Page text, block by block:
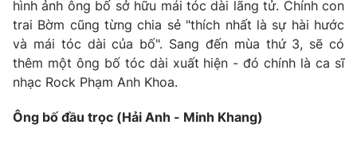
Chuyên mục khác
Emagazine Podcast
hình ảnh ông bố sở hữu mái tóc dài lãng tử. Chính con
trai Bờm cũng từng chia sẻ "thích nhất là sự hài hước
và mái tóc dài của bố". Sang đến mùa thứ 3, sẽ có
thêm một ông bố tóc dài xuất hiện - đó chính là ca sĩ
nhạc Rock Phạm Anh Khoa.
Ông bố đầu trọc (Hải Anh - Minh Khang)